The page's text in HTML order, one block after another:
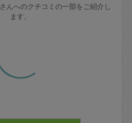
んへのクチコミの一部をご紹介し
ます。